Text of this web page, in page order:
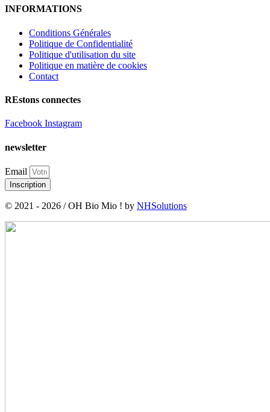
INFORMATIONS
Conditions Générales
Politique de Confidentialité
Politique d'utilisation du site
Politique en matière de cookies
Contact
REstons connectes
Facebook Instagram
newsletter
Email
Inscription
© 2021 - 2026 / OH Bio Mio ! by NHSolutions